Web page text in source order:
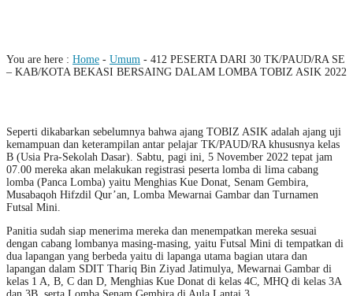
You are here : Home - Umum - 412 PESERTA DARI 30 TK/PAUD/RA SE
– KAB/KOTA BEKASI BERSAING DALAM LOMBA TOBIZ ASIK 2022
Seperti dikabarkan sebelumnya bahwa ajang TOBIZ ASIK adalah ajang uji
kemampuan dan keterampilan antar pelajar TK/PAUD/RA khususnya kelas
B (Usia Pra-Sekolah Dasar). Sabtu, pagi ini, 5 November 2022 tepat jam
07.00 mereka akan melakukan registrasi peserta lomba di lima cabang
lomba (Panca Lomba) yaitu Menghias Kue Donat, Senam Gembira,
Musabaqoh Hifzdil Qur’an, Lomba Mewarnai Gambar dan Turnamen
Futsal Mini.
Panitia sudah siap menerima mereka dan menempatkan mereka sesuai
dengan cabang lombanya masing-masing, yaitu Futsal Mini di tempatkan di
dua lapangan yang berbeda yaitu di lapanga utama bagian utara dan
lapangan dalam SDIT Thariq Bin Ziyad Jatimulya, Mewarnai Gambar di
kelas 1 A, B, C dan D, Menghias Kue Donat di kelas 4C, MHQ di kelas 3A
dan 3B, serta Lomba Senam Gembira di Aula Lantai 3.